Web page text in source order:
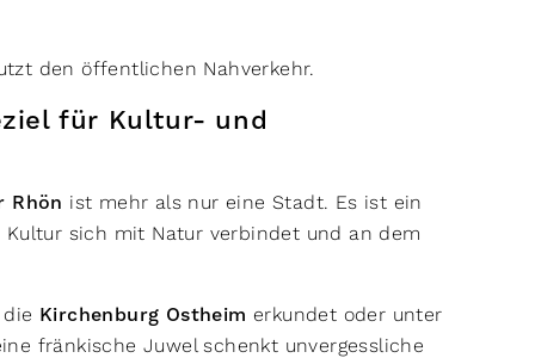
den öffentlichen Nahverkehr.
für Kultur- und
Rhön ist mehr als nur eine Stadt. Es ist ein
sich mit Natur verbindet und an dem
Kirchenburg Ostheim erkundet oder unter
fränkische Juwel schenkt unvergessliche